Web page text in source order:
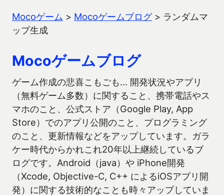
Mocoゲーム > Mocoゲームブログ> ランダムマ
ップ生成
Mocoゲームブログ
ゲーム作成の悲喜こもごも… 開発状況やアプリ
（無料ゲーム多数）に関すること、携帯電話やス
マホのこと、公式ストア（Google Play, App
Store）でのアプリ公開のこと、プログラミング
のこと、更新情報などをアップしています。ガラ
ケー時代からかれこれ20年以上継続しているブ
ログです。Android（java）や iPhone開発
（Xcode, Objective-C, C++ によるiOSアプリ開
発）に関する技術的なことも時々アップしていま